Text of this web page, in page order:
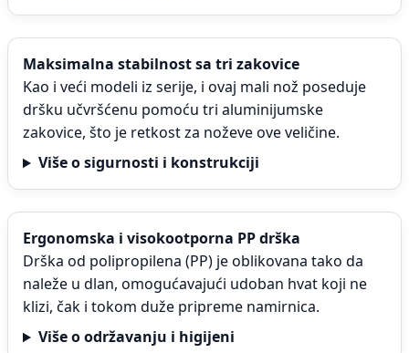
Maksimalna stabilnost sa tri zakovice
Kao i veći modeli iz serije, i ovaj mali nož poseduje
dršku učvršćenu pomoću tri aluminijumske
zakovice, što je retkost za noževe ove veličine.
Više o sigurnosti i konstrukciji
Ergonomska i visokootporna PP drška
Drška od polipropilena (PP) je oblikovana tako da
naleže u dlan, omogućavajući udoban hvat koji ne
klizi, čak i tokom duže pripreme namirnica.
Više o održavanju i higijeni